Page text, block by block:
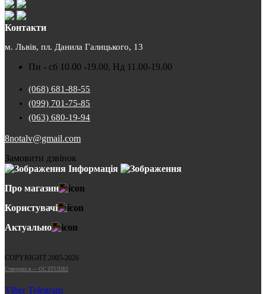
Контакти
м. Львів, пл. Данила Галицького, 13
Пн - сб 10.00 -19.00, Нд 11.00-19.00
(068) 681-88-55
(099) 701-75-85
(063) 680-19-94
8notalv@gmail.com
Замовити дзвінок
Інформація
Про магазин
Користувачі
Актуально
COPYRIGHT 2005-2026
Cтворено в — OC STUDIO
Viber Telegram